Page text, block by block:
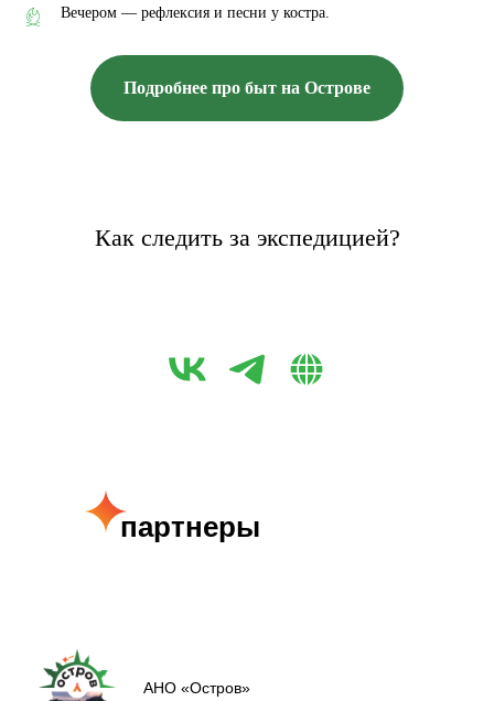
Вечером — рефлексия и песни у костра.
Подробнее про быт на Острове
Как следить за экспедицией?
партнеры
АНО «Остров»